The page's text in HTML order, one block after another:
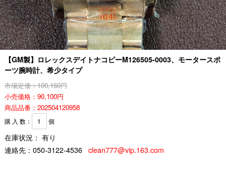
【GM製】ロレックスデイトナコピーM126505-0003、モータースポ
ーツ腕時計、希少タイプ
市場定価：100,160円
小売価格：90,100円
商品品番：202504120958
購 入 数： 個
在庫状況： 有り
連絡先： 050-3122-4536 clean777@vip.163.com